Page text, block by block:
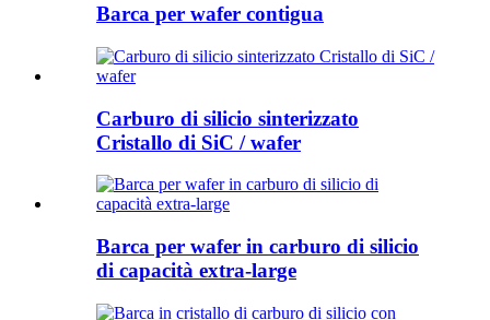
Barca per wafer contigua
Carburo di silicio sinterizzato
Cristallo di SiC / wafer
Barca per wafer in carburo di silicio
di capacità extra-large